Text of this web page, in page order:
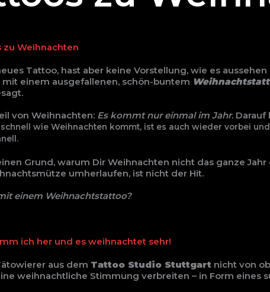
Weihnachten
Tattoo, hast aber keine Vorstellung, wie es aussehen
einem ausgefallenen, schön-buntem
von Weihnachten: Es kommt nur einmal im Jahr. Darauf
schnell wie Weihnachten kommt, ist es auch wieder vorbei
Grund, warum Dir Weihnachten nicht das ganze
umherlaufen, ist nicht der Hit.
einem Weihnachtstattoo?
ich her und es weihnachtet sehr!
aus dem Tattoo Studio Stuttgart nicht von
weihnachtliche Stimmung verbreiten – in Form eines